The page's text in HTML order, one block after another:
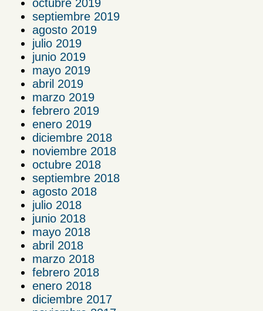
octubre 2019
septiembre 2019
agosto 2019
julio 2019
junio 2019
mayo 2019
abril 2019
marzo 2019
febrero 2019
enero 2019
diciembre 2018
noviembre 2018
octubre 2018
septiembre 2018
agosto 2018
julio 2018
junio 2018
mayo 2018
abril 2018
marzo 2018
febrero 2018
enero 2018
diciembre 2017